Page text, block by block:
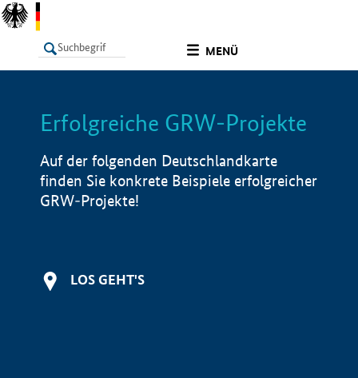
MENÜ
LISTE Info
Erfolgreiche GRW-Projekte
Auf der folgenden Deutschlandkarte
finden Sie konkrete Beispiele erfolgreicher
GRW-Projekte!
LOS GEHT'S